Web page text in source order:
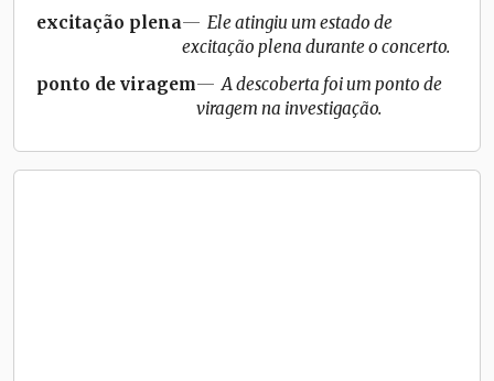
excitação plena
Ele atingiu um estado de
excitação plena durante o concerto.
ponto de viragem
A descoberta foi um ponto de
viragem na investigação.